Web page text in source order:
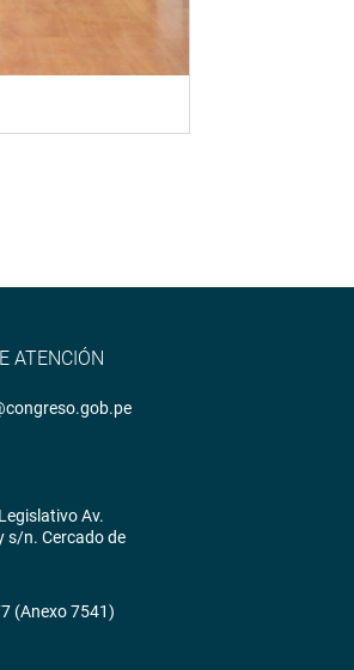
ATENCIÓN
Av.
s/n. Cercado de
(Anexo 7541)